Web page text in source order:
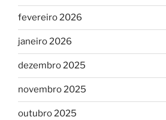
fevereiro 2026
janeiro 2026
dezembro 2025
novembro 2025
outubro 2025